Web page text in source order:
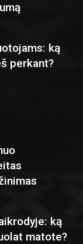
ką
perkant?
ką
matote?